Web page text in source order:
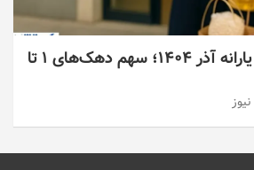
افزایش قابل توجه یارانه آذر ۱۴۰۴؛ سهم دهک‌های ۱ تا